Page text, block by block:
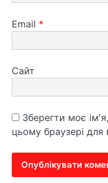
Email *
Сайт
Зберегти моє
цьому браузері для